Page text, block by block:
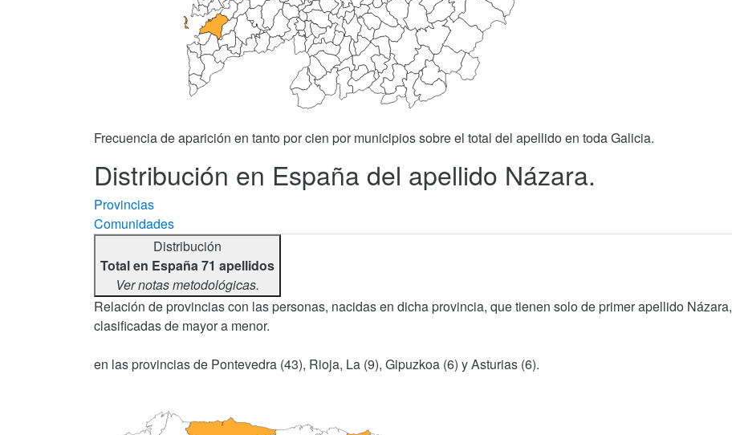
Frecuencia de aparición en tanto por cien por municipios sobre el total del apellido en toda Galicia.
Distribución en España del apellido Názara.
Provincias
Comunidades
Distribución
Total en España 71 apellidos
Ver notas metodológicas.
Relación de provincias con las personas, nacidas en dicha provincia, que tienen solo de primer apellido Názara,
clasificadas de mayor a menor.
en las provincias de Pontevedra (43), Rioja, La (9), Gipuzkoa (6) y Asturias (6).